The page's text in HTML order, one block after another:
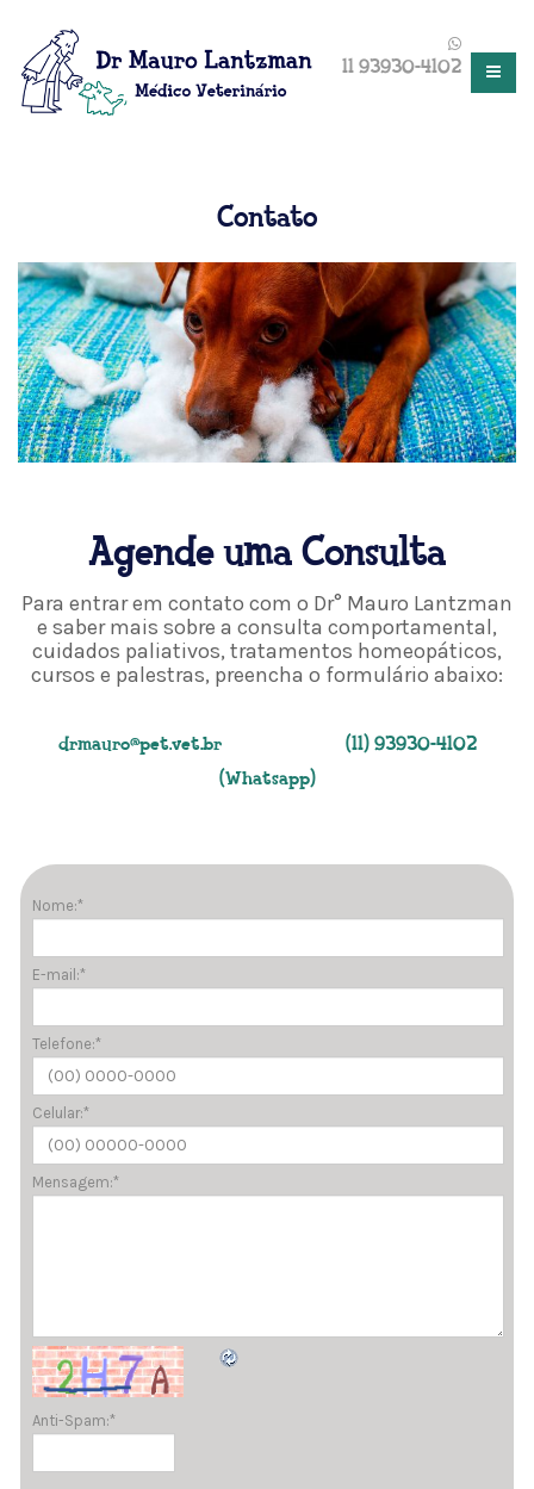
11 93930-4102
Contato
Agende uma Consulta
Para entrar em contato com o Dr° Mauro Lantzman
e saber mais sobre a consulta comportamental,
cuidados paliativos, tratamentos homeopáticos,
cursos e palestras, preencha o formulário abaixo:
drmauro@pet.vet.br
(11) 93930-4102
(Whatsapp)
Nome:*
E-mail:*
Telefone:*
Celular:*
Mensagem:*
Anti-Spam:*